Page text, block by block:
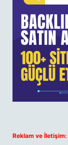
Reklam ve İletişim: